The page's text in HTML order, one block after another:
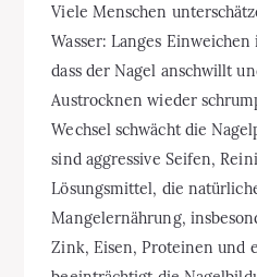
Viele Menschen
Wasser: Langes
dass der Nagel anschwillt
Austrocknen wieder
Wechsel schwächt die
sind aggressive Seifen,
Lösungsmittel, die
Mangelernährung,
Zink, Eisen, Proteinen und